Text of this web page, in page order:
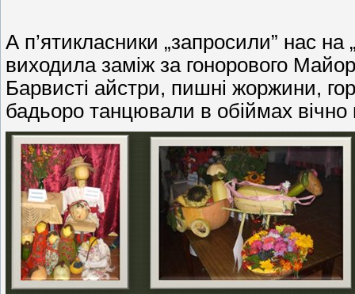
А п’ятикласники „запросили” нас на
виходила заміж за гонорового
Барвисті айстри, пишні жоржини,
бадьоро танцювали в обіймах вічно